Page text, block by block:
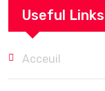
Useful Links
Acceuil